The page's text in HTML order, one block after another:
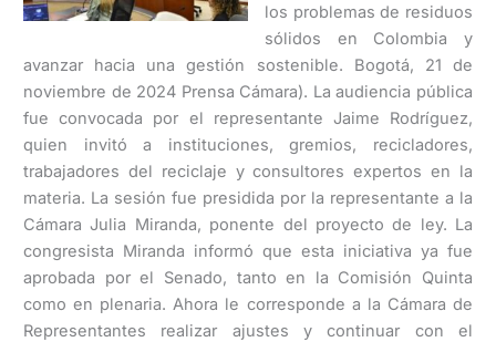
los problemas de residuos
sólidos en Colombia y
avanzar hacia una gestión sostenible. Bogotá, 21 de
noviembre de 2024 Prensa Cámara). La audiencia pública
fue convocada por el representante Jaime Rodríguez,
quien invitó a instituciones, gremios, recicladores,
trabajadores del reciclaje y consultores expertos en la
materia. La sesión fue presidida por la representante a la
Cámara Julia Miranda, ponente del proyecto de ley. La
congresista Miranda informó que esta iniciativa ya fue
aprobada por el Senado, tanto en la Comisión Quinta
como en plenaria. Ahora le corresponde a la Cámara de
Representantes realizar ajustes y continuar con el